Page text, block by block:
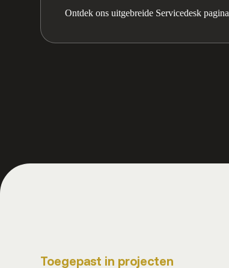
Ontdek ons uitgebreide Servicedesk pagina
Toegepast in projecten